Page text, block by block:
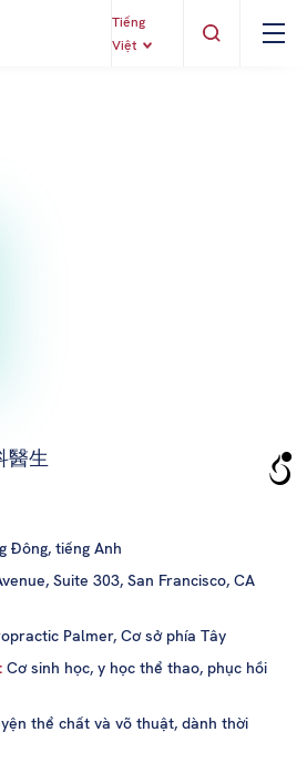
Tiếng
Việt
醫生
Đông, tiếng Anh
Suite 303, San Francisco, CA
Palmer, Cơ sở phía Tây
Cơ sinh học, y học thể thao, phục hồi
thể chất và võ thuật, dành thời